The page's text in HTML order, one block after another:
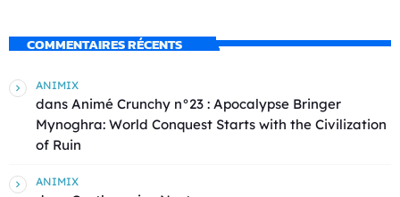
COMMENTAIRES RÉCENTS
ANIMIX
dans Animé Crunchy n°23 : Apocalypse Bringer
Mynoghra: World Conquest Starts with the Civilization
of Ruin
ANIMIX